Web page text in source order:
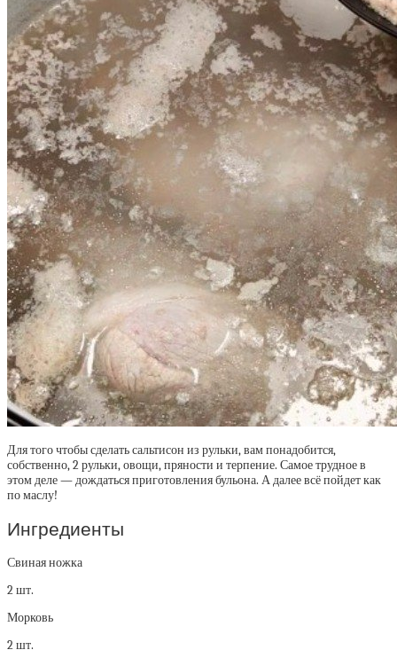
Для того чтобы сделать сальтисон из рульки, вам понадобится,
собственно, 2 рульки, овощи, пряности и терпение. Самое трудное в
этом деле — дождаться приготовления бульона. А далее всё пойдет как
по маслу!
Ингредиенты
Свиная ножка
2 шт.
Морковь
2 шт.